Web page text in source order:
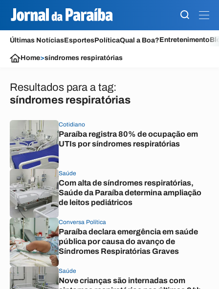
Últimas NotíciasEsportesPolíticaQual a Boa?Entretenimento
Home>síndromes respiratórias
Resultados para a tag:
síndromes respiratórias
Cotidiano
Paraíba registra 80% de ocupação em
UTIs por síndromes respiratórias
Saúde
Com alta de síndromes respiratórias,
Saúde da Paraíba determina ampliação
de leitos pediátricos
Conversa Política
Paraíba declara emergência em saúde
pública por causa do avanço de
Síndromes Respiratórias Graves
Saúde
Nove crianças são internadas com